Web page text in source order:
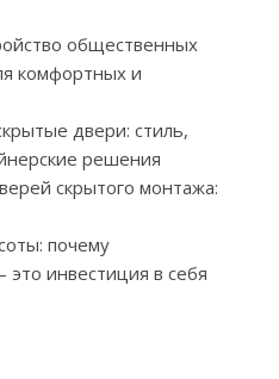
общественных
комфортных и
двери: стиль,
решения
скрытого монтажа:
почему
инвестиция в себя